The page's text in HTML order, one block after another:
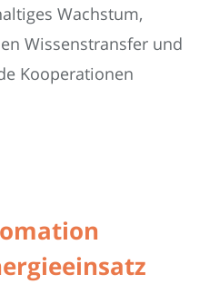
Wachstum,
Wissenstransfer und
Kooperationen